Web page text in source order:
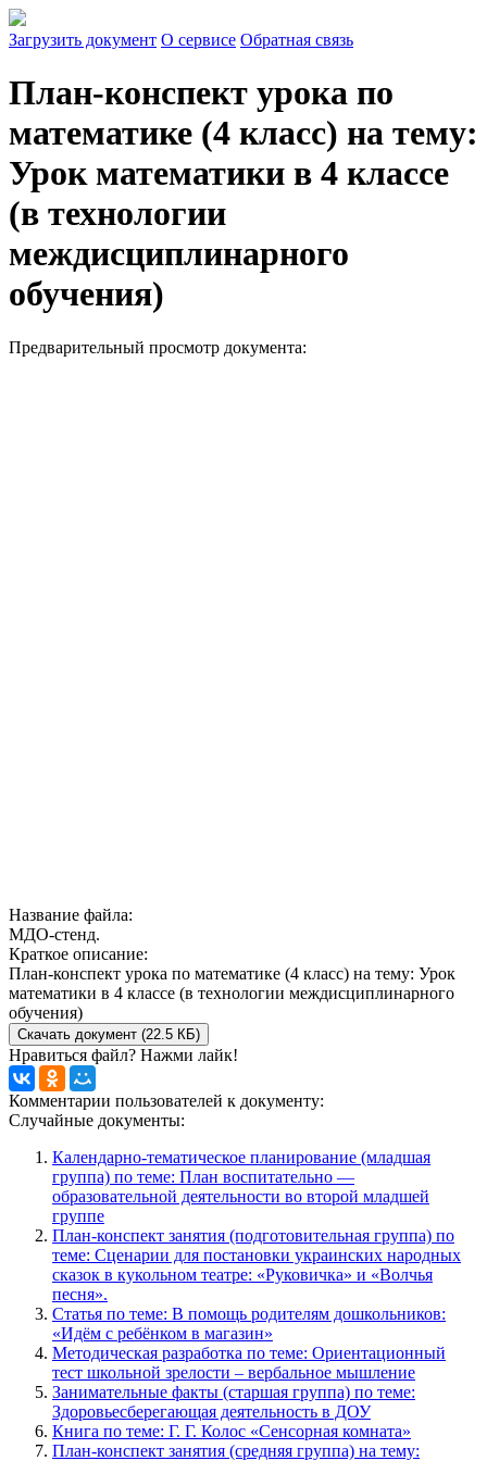
Загрузить документ О сервисе Обратная связь
План-конспект урока по
математике (4 класс) на тему:
Урок математики в 4 классе
(в технологии
междисциплинарного
обучения)
Предварительный просмотр документа:
Название файла:
МДО-стенд.
Краткое описание:
План-конспект урока по математике (4 класс) на тему: Урок
математики в 4 классе (в технологии междисциплинарного
обучения)
Скачать документ (22.5 КБ)
Нравиться файл? Нажми лайк!
Комментарии пользователей к документу:
Случайные документы:
Календарно-тематическое планирование (младшая
группа) по теме: План воспитательно —
образовательной деятельности во второй младшей
группе
План-конспект занятия (подготовительная группа) по
теме: Сценарии для постановки украинских народных
сказок в кукольном театре: «Руковичка» и «Волчья
песня».
Статья по теме: В помощь родителям дошкольников:
«Идём с ребёнком в магазин»
Методическая разработка по теме: Ориентационный
тест школьной зрелости – вербальное мышление
Занимательные факты (старшая группа) по теме:
Здоровьесберегающая деятельность в ДОУ
Книга по теме: Г. Г. Колос «Сенсорная комната»
План-конспект занятия (средняя группа) на тему: